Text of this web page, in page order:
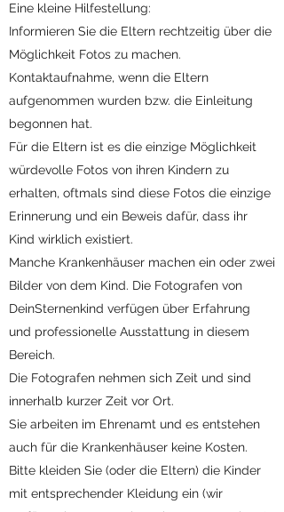
Eine kleine Hilfestellung:
Informieren Sie die Eltern rechtzeitig über die
Möglichkeit Fotos zu machen.
Kontaktaufnahme, wenn die Eltern
aufgenommen wurden bzw. die Einleitung
begonnen hat.
Für die Eltern ist es die einzige Möglichkeit
würdevolle Fotos von ihren Kindern zu
erhalten, oftmals sind diese Fotos die einzige
Erinnerung und ein Beweis dafür, dass ihr
Kind wirklich existiert.
Manche Krankenhäuser machen ein oder zwei
Bilder von dem Kind. Die Fotografen von
DeinSternenkind verfügen über Erfahrung
und professionelle Ausstattung in diesem
Bereich.
Die Fotografen nehmen sich Zeit und sind
innerhalb kurzer Zeit vor Ort.
Sie arbeiten im Ehrenamt und es entstehen
auch für die Krankenhäuser keine Kosten.
Bitte kleiden Sie (oder die Eltern) die Kinder
mit entsprechender Kleidung ein (wir